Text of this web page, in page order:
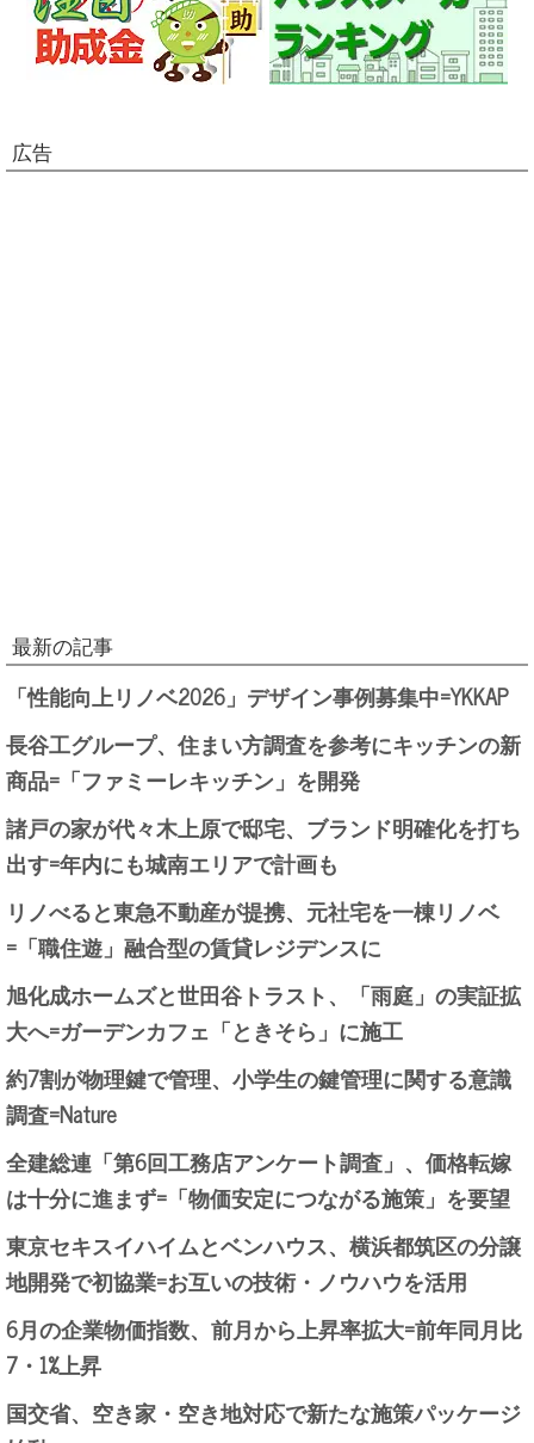
広告
最新の記事
「性能向上リノベ2026」デザイン事例募集中=YKKAP
長谷工グループ、住まい方調査を参考にキッチンの新
商品=「ファミーレキッチン」を開発
諸戸の家が代々木上原で邸宅、ブランド明確化を打ち
出す=年内にも城南エリアで計画も
リノべると東急不動産が提携、元社宅を一棟リノベ
=「職住遊」融合型の賃貸レジデンスに
旭化成ホームズと世田谷トラスト、「雨庭」の実証拡
大へ=ガーデンカフェ「ときそら」に施工
約7割が物理鍵で管理、小学生の鍵管理に関する意識
調査=Nature
全建総連「第6回工務店アンケート調査」、価格転嫁
は十分に進まず=「物価安定につながる施策」を要望
東京セキスイハイムとベンハウス、横浜都筑区の分譲
地開発で初協業=お互いの技術・ノウハウを活用
6月の企業物価指数、前月から上昇率拡大=前年同月比
7・1%上昇
国交省、空き家・空き地対応で新たな施策パッケージ